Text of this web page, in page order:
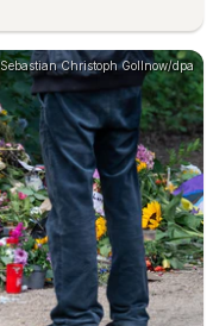
Sebastian Christoph Gollnow/dpa